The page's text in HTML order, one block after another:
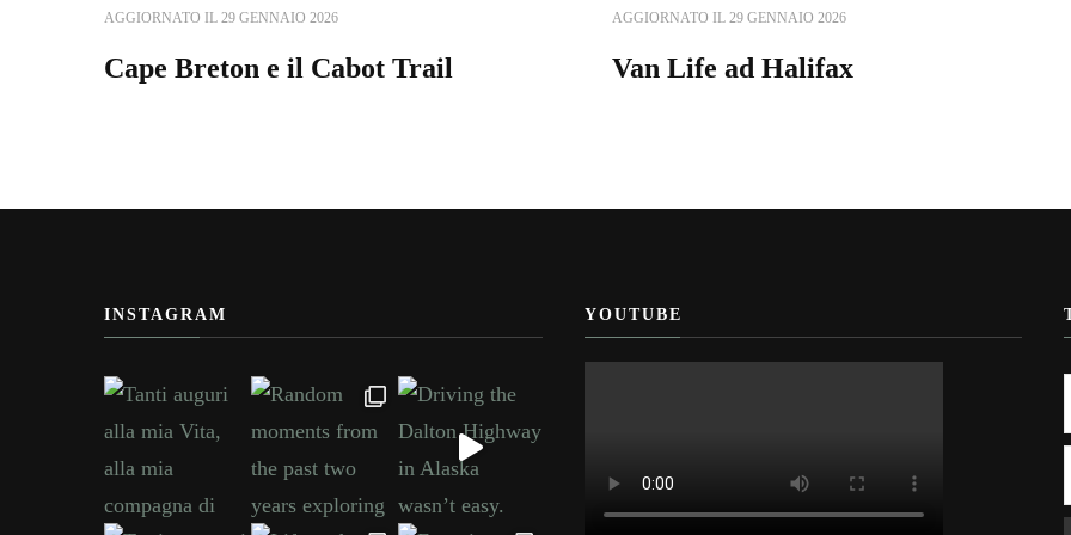
AGGIORNATO IL 29 GENNAIO 2026
Cape Breton e il Cabot Trail
AGGIORNATO IL 29 GENNAIO 2026
Van Life ad Halifax
INSTAGRAM YOUTUBE